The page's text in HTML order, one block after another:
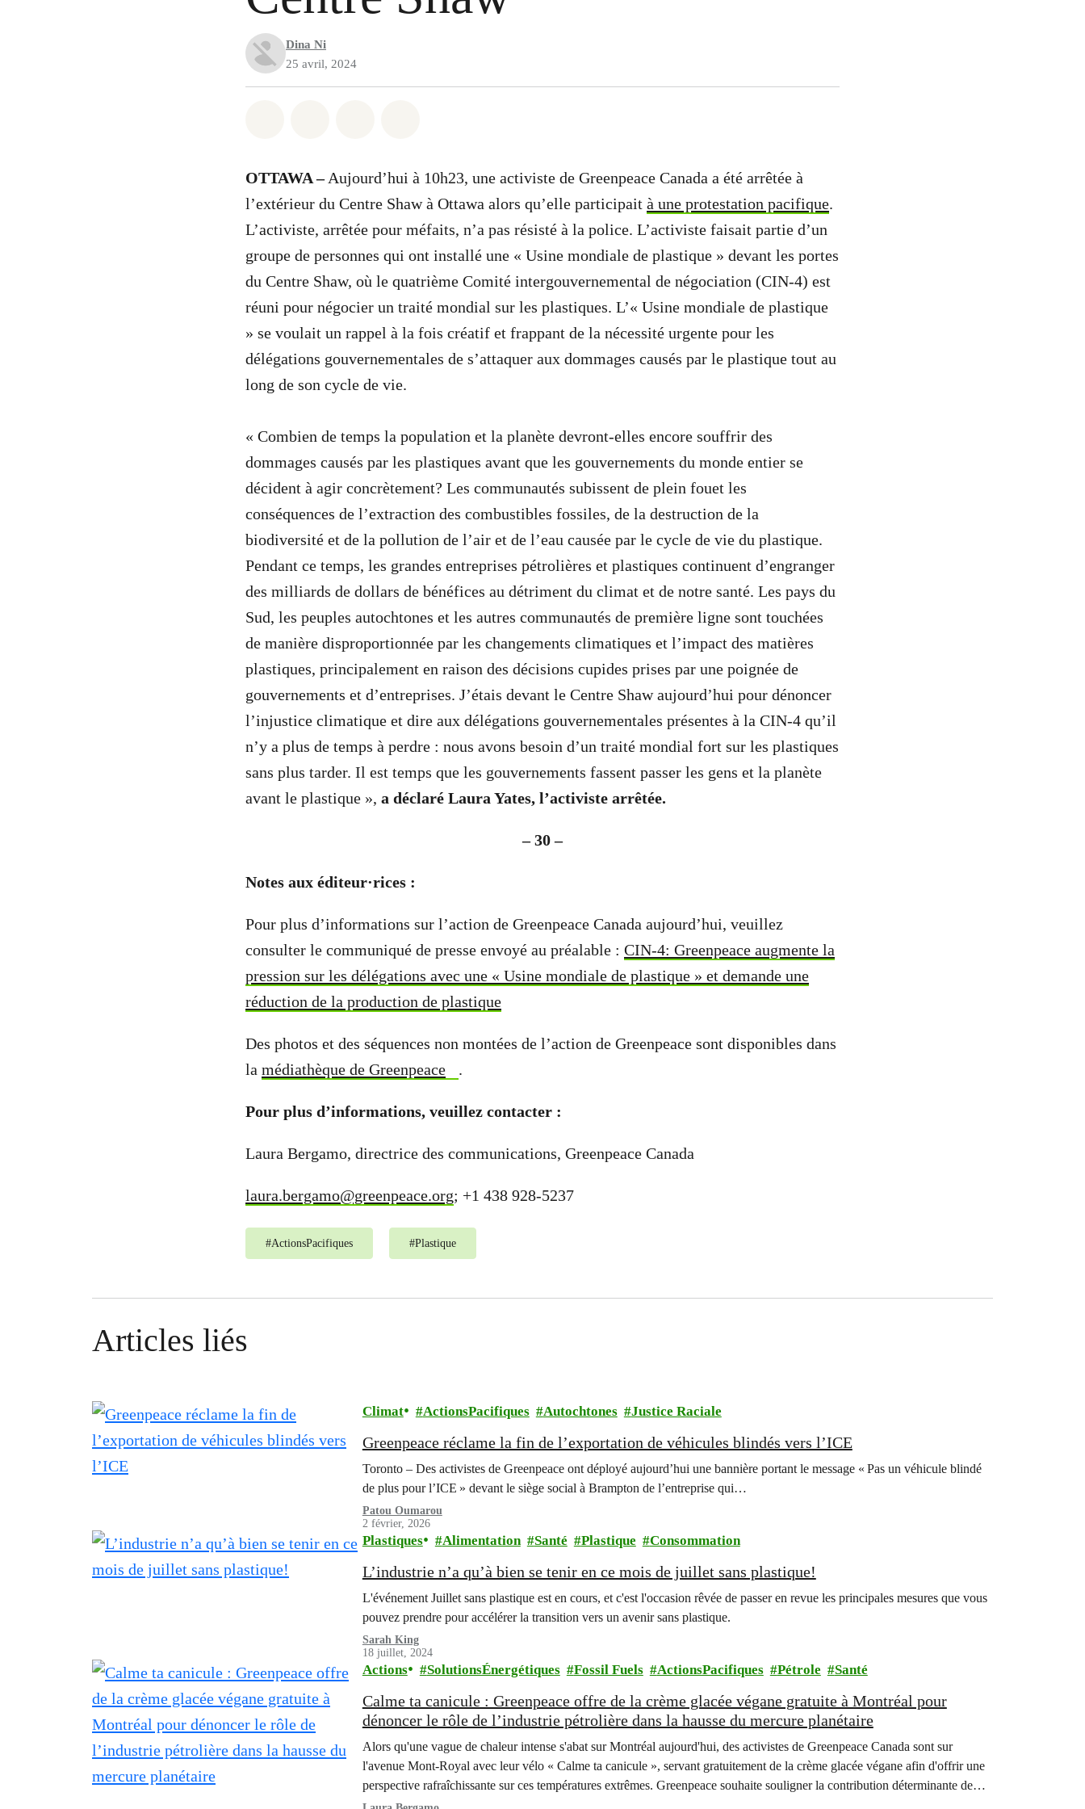
Dina Ni
25 avril, 2024
OTTAWA –Aujourd’hui à 10h23, une activiste de Greenpeace Canada a été arrêtée à
l’extérieur du Centre Shaw à Ottawa alors qu’elle participait à une protestation pacifique.
L’activiste, arrêtée pour méfaits, n’a pas résisté à la police. L’activiste faisait partie d’un
groupe de personnes qui ont installé une « Usine mondiale de plastique » devant les portes
du Centre Shaw, où le quatrième Comité intergouvernemental de négociation (CIN-4) est
réuni pour négocier un traité mondial sur les plastiques. L’« Usine mondiale de plastique
» se voulait un rappel à la fois créatif et frappant de la nécessité urgente pour les
délégations gouvernementales de s’attaquer aux dommages causés par le plastique tout au
long de son cycle de vie.
« Combien de temps la population et la planète devront-elles encore souffrir des
dommages causés par les plastiques avant que les gouvernements du monde entier se
décident à agir concrètement? Les communautés subissent de plein fouet les
conséquences de l’extraction des combustibles fossiles, de la destruction de la
biodiversité et de la pollution de l’air et de l’eau causée par le cycle de vie du plastique.
Pendant ce temps, les grandes entreprises pétrolières et plastiques continuent d’engranger
des milliards de dollars de bénéfices au détriment du climat et de notre santé. Les pays du
Sud, les peuples autochtones et les autres communautés de première ligne sont touchées
de manière disproportionnée par les changements climatiques et l’impact des matières
plastiques, principalement en raison des décisions cupides prises par une poignée de
gouvernements et d’entreprises. J’étais devant le Centre Shaw aujourd’hui pour dénoncer
l’injustice climatique et dire aux délégations gouvernementales présentes à la CIN-4 qu’il
n’y a plus de temps à perdre : nous avons besoin d’un traité mondial fort sur les plastiques
sans plus tarder. Il est temps que les gouvernements fassent passer les gens et la planète
avant le plastique », a déclaré Laura Yates, l’activiste arrêtée.
– 30 –
Notes aux éditeur·rices :
Pour plus d’informations sur l’action de Greenpeace Canada aujourd’hui, veuillez
consulter le communiqué de presse envoyé au préalable : CIN-4: Greenpeace augmente la
pression sur les délégations avec une « Usine mondiale de plastique » et demande une
réduction de la production de plastique
Des photos et des séquences non montées de l’action de Greenpeace sont disponibles dans
la médiathèque de Greenpeace .
Pour plus d’informations, veuillez contacter :
Laura Bergamo, directrice des communications, Greenpeace Canada
laura.bergamo@greenpeace.org; +1 438 928-5237
#ActionsPacifiques #Plastique
Articles liés
Climat ActionsPacifiques Autochtones Justice Raciale
Greenpeace réclame la fin de l’exportation de véhicules blindés vers l’ICE
Toronto – Des activistes de Greenpeace ont déployé aujourd’hui une bannière portant le message « Pas un véhicule blindé
de plus pour l’ICE » devant le siège social à Brampton de l’entreprise qui…
Patou Oumarou
2 février, 2026
Plastiques Alimentation Santé Plastique Consommation
L’industrie n’a qu’à bien se tenir en ce mois de juillet sans plastique!
L'événement Juillet sans plastique est en cours, et c'est l'occasion rêvée de passer en revue les principales mesures que vous
pouvez prendre pour accélérer la transition vers un avenir sans plastique.
Sarah King
18 juillet, 2024
Actions SolutionsÉnergétiques Fossil Fuels ActionsPacifiques Pétrole Santé
Calme ta canicule : Greenpeace offre de la crème glacée végane gratuite à Montréal pour
dénoncer le rôle de l’industrie pétrolière dans la hausse du mercure planétaire
Alors qu'une vague de chaleur intense s'abat sur Montréal aujourd'hui, des activistes de Greenpeace Canada sont sur
l'avenue Mont-Royal avec leur vélo « Calme ta canicule », servant gratuitement de la crème glacée végane afin d'offrir une
perspective rafraîchissante sur ces températures extrêmes. Greenpeace souhaite souligner la contribution déterminante de
l'industrie des combustibles fossiles à…